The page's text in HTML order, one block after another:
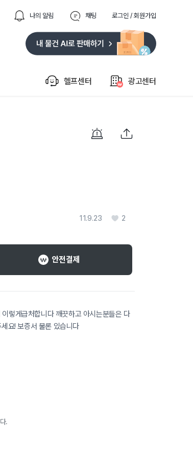
나의 알림 채팅 로그인 / 회원가입
헬프센터 광고센터
11.9.23 2
안전결제
렇게급처합니다 깨끗하고 아시는분들은 다
요! 보증서 물론 있습니다
.